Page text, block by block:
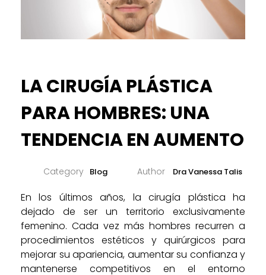
LA CIRUGÍA PLÁSTICA
PARA HOMBRES: UNA
TENDENCIA EN AUMENTO
Dra Vanessa Talis
Blog
En los últimos años, la cirugía plástica ha
dejado de ser un territorio exclusivamente
femenino. Cada vez más hombres recurren a
procedimientos estéticos y quirúrgicos para
mejorar su apariencia, aumentar su confianza y
mantenerse competitivos en el entorno